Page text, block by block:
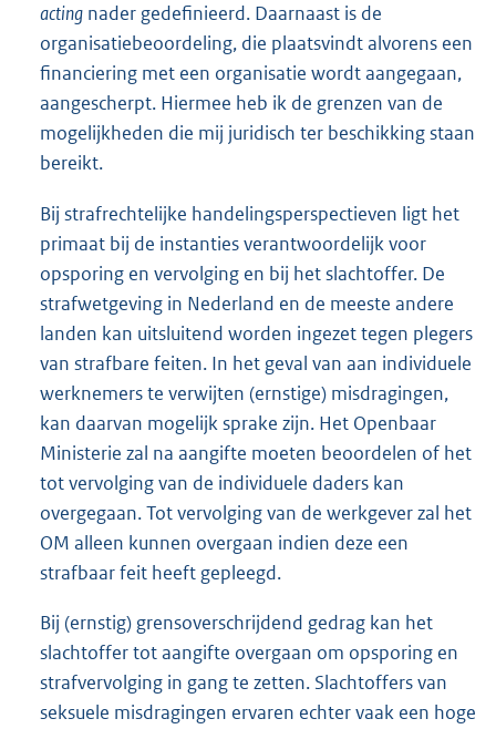
acting nader gedefinieerd. Daarnaast is de
organisatiebeoordeling, die plaatsvindt alvorens een
financiering met een organisatie wordt aangegaan,
aangescherpt. Hiermee heb ik de grenzen van de
mogelijkheden die mij juridisch ter beschikking staan
bereikt.
Bij strafrechtelijke handelingsperspectieven ligt het
primaat bij de instanties verantwoordelijk voor
opsporing en vervolging en bij het slachtoffer. De
strafwetgeving in Nederland en de meeste andere
landen kan uitsluitend worden ingezet tegen plegers
van strafbare feiten. In het geval van aan individuele
werknemers te verwijten (ernstige) misdragingen,
kan daarvan mogelijk sprake zijn. Het Openbaar
Ministerie zal na aangifte moeten beoordelen of het
tot vervolging van de individuele daders kan
overgegaan. Tot vervolging van de werkgever zal het
OM alleen kunnen overgaan indien deze een
strafbaar feit heeft gepleegd.
Bij (ernstig) grensoverschrijdend gedrag kan het
slachtoffer tot aangifte overgaan om opsporing en
strafvervolging in gang te zetten. Slachtoffers van
seksuele misdragingen ervaren echter vaak een hoge